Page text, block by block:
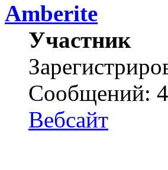
Amberite
Участник
Сообщений:
Вебсайт